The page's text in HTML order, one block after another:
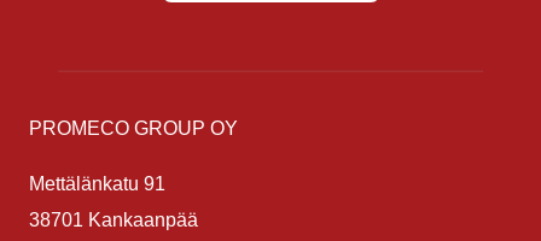
PROMECO GROUP OY
Mettälänkatu 91
38701 Kankaanpää